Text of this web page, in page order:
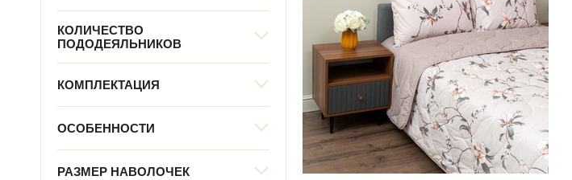
КОЛИЧЕСТВО
ПОДОДЕЯЛЬНИКОВ
КОМПЛЕКТАЦИЯ
ОСОБЕННОСТИ
РАЗМЕР НАВОЛОЧЕК